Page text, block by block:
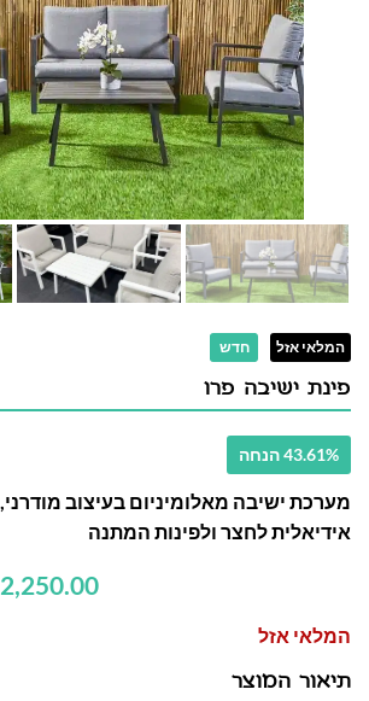
המלאי אזל חדש
פינת ישיבה פרו
43.61% הנחה
אידיאלית לחצר ולפינות המתנה
2,250.00
המלאי אזל
תיאור המוצר